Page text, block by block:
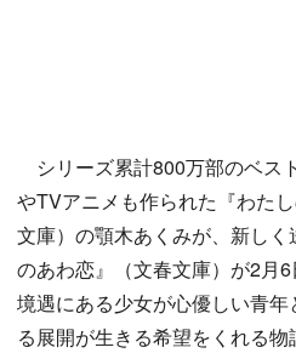
シリーズ累計800万部のベス
やTVアニメも作られた『わた
文庫）の顎木あくみが、新し
のあわ恋』（文春文庫）が2月
境遇にある少女が心優しい青
る展開が生きる希望をくれる